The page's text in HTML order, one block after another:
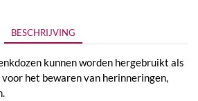
BESCHRIJVING
kunnen worden hergebruikt als
het bewaren van herinneringen,